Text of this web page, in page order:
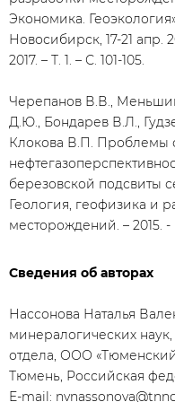
Экономика.
Новосибирск, 17-21 апр.
2017. – Т. 1. – С. 101-105.
Черепанов В.В.,
Д.Ю., Бондарев В.Л.,
Клокова В.П. Проблемы
березовской подсвиты
Геология, геофизика и
месторождений. – 2015. -
Сведения об авторах
Нассонова Наталья
минералогических
отдела, ООО
Тюмень, Российская
E-mail: